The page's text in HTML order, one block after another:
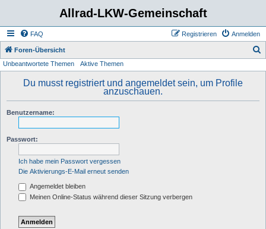
Allrad-LKW-Gemeinschaft
FAQ Anmelden
Registrieren
Foren-Übersicht
Unbeantwortete Themen Aktive Themen
Du musst registriert und angemeldet sein, um Profile
anzuschauen.
Benutzername:
Passwort:
Ich habe mein Passwort vergessen
Die Aktivierungs-E-Mail erneut senden
Angemeldet bleiben
Meinen Online-Status während dieser Sitzung verbergen